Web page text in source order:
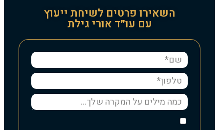
השאירו פרטים לשיחת ייעוץ
עם עו״ד אורי גילת